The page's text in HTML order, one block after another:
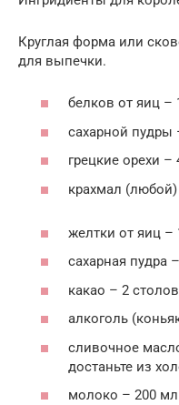
Круглая форма или
для выпечки.
белков от яиц –
сахарной пудры
грецкие орехи –
крахмал
желтки от яиц –
сахарная пудра
какао – 2
алкоголь
сливочное
достаньте из
молоко – 200 мл